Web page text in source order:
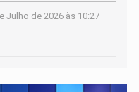
Julho de 2026 às 10:27